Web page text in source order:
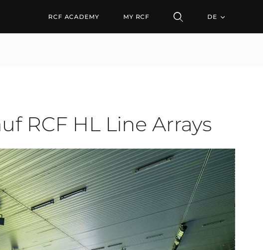
HL Line Arrays
RCF ACADEMY MY RCF DE
RCF HL Line Arrays